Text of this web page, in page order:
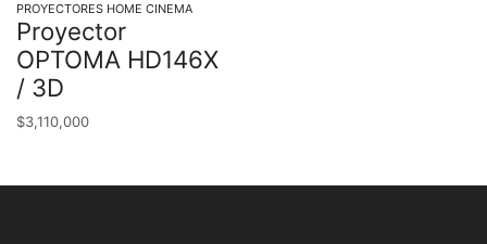
PROYECTORES HOME CINEMA
Proyector
OPTOMA HD146X
/ 3D
$3,110,000